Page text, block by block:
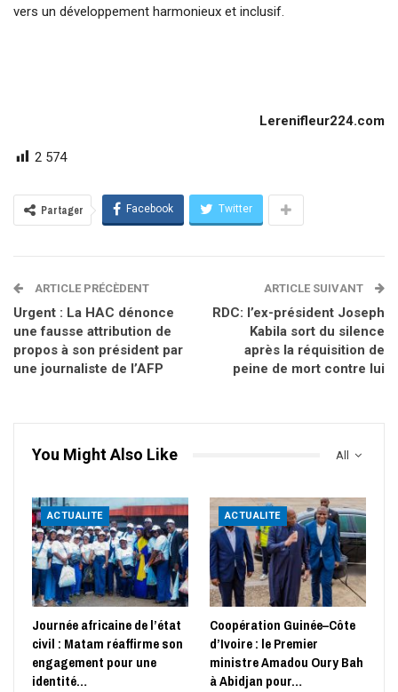
vers un développement harmonieux et inclusif.
Lerenifleur224.com
2 574
Partager Facebook Twitter
ARTICLE PRÉCÈDENT
Urgent : La HAC dénonce
une fausse attribution de
propos à son président par
une journaliste de l’AFP
ARTICLE SUIVANT
RDC: l’ex-président Joseph
Kabila sort du silence
après la réquisition de
peine de mort contre lui
All
You Might Also Like
ACTUALITE
Journée africaine de l’état
civil : Matam réaffirme son
engagement pour une
identité…
ACTUALITE
Coopération Guinée–Côte
d’Ivoire : le Premier
ministre Amadou Oury Bah
à Abidjan pour…